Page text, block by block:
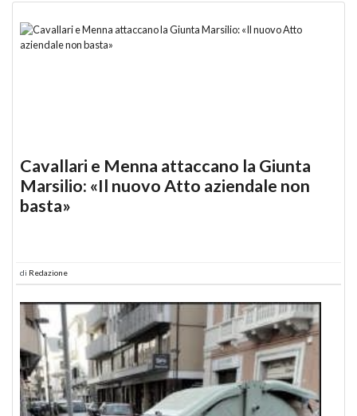
Cavallari e Menna attaccano la Giunta
Marsilio: «Il nuovo Atto aziendale non
basta»
di Redazione